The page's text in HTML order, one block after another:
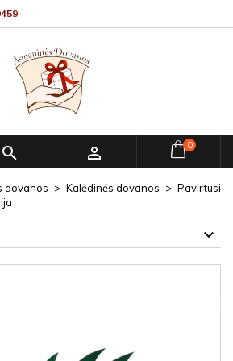
  0
dovanos Kalėdinės dovanos
Pavirtusi